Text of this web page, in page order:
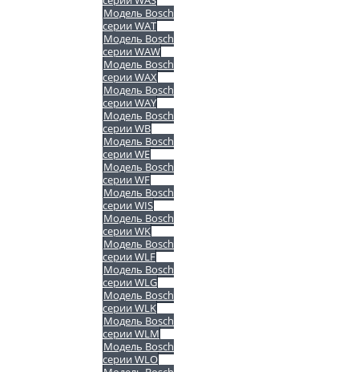
Модель Bosch
серии WAT
Модель Bosch
серии WAW
Модель Bosch
серии WAX
Модель Bosch
серии WAY
Модель Bosch
серии WB
Модель Bosch
серии WE
Модель Bosch
серии WF
Модель Bosch
серии WIS
Модель Bosch
серии WK
Модель Bosch
серии WLF
Модель Bosch
серии WLG
Модель Bosch
серии WLK
Модель Bosch
серии WLM
Модель Bosch
серии WLO